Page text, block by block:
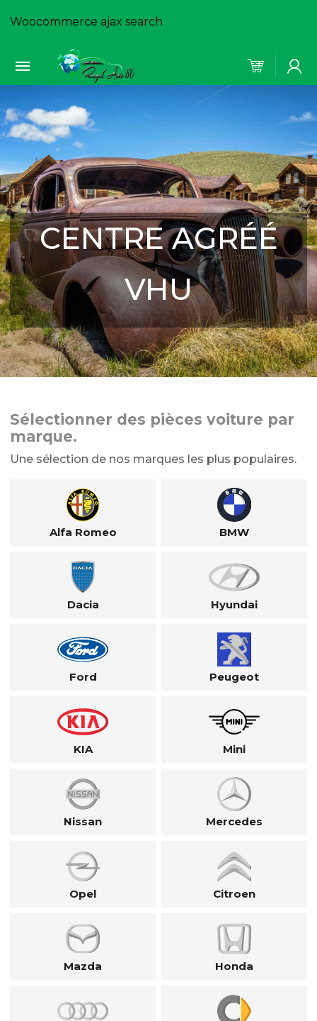
Woocommerce ajax search
CENTRE AGRÉÉ
VHU
Sélectionner des pièces voiture par
marque.
Une sélection de nos marques les plus populaires.
Alfa Romeo BMW
Dacia Hyundai
Ford Peugeot
KIA Mini
Nissan Mercedes
Opel Citroen
Mazda Honda